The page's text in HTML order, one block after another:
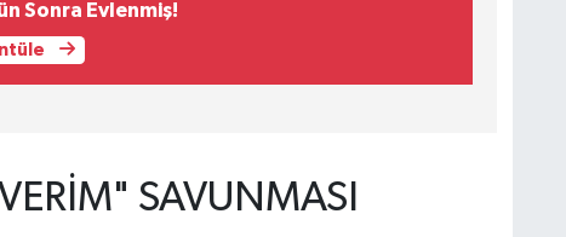
Sonra Evlenmiş!
SAVUNMASI